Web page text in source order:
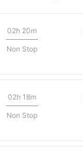
02h 20m
Non Stop
02h 18m
Non Stop